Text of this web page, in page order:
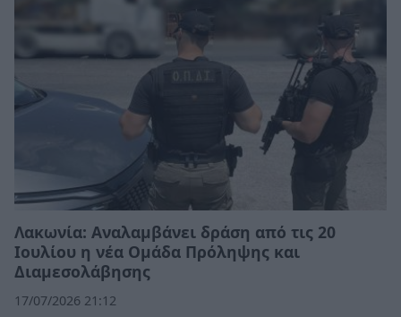
Λακωνία: Αναλαμβάνει δράση από τις 20
Ιουλίου η νέα Ομάδα Πρόληψης και
Διαμεσολάβησης
17/07/2026 21:12